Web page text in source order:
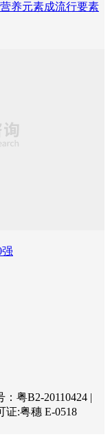
养元素成流行要素
粤B2-20110424 |
证:粤穗 E-0518